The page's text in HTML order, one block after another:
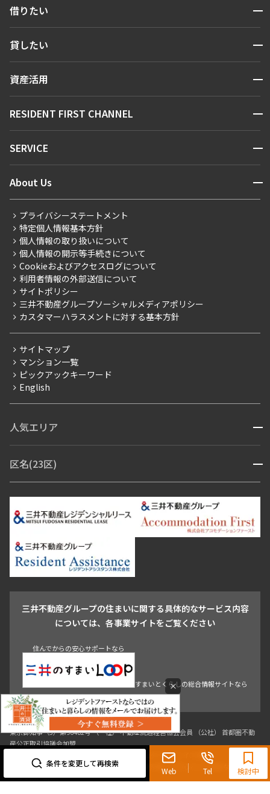
条件を変更して再検索
Web Tel
0120-321-719
9:30~18:00（水曜定休）
検討中
借りたい 開閉
人気エリアから探す
新着情報から探す
新着募集情報
こだわりから探す
こだわり一覧
プレミアムマンション
新築
当社限定（港区・渋谷区）
当社限定（港区・渋谷区以外）
三井不動産企画
賃料改定
フリーレント
ペット可
ブランドマンション
貸したい 開閉
お問い合わせ
資産活用 開閉
お問い合わせ
RESIDENT FIRST CHANNEL 開閉
マンションレポート
住まいのコラム
SERVICE 開閉
会員ページ
ご入居・提携サービス
お部屋探しからご契約まで
よくあるご質問
社宅紹介
【仲介会社様向け】当社仲介事業部取り扱い物件入居申込
About Us 開閉
会社情報
事業案内
採用情報
ニュースリリース
お問い合わせ
プライバシーステートメント
特定個人情報基本方針
個人情報の取り扱いについて
個人情報の開示等手続きについて
Cookieおよびアクセスログについて
利用者情報の外部送信について
サイトポリシー
三井不動産グループソーシャルメディアポリシー
カスタマーハラスメントに対する基本方針
サイトマップ
マンション一覧
ピックアックキーワード
English
人気エリア 開閉
青山・表参道・原宿
市ヶ谷・神楽坂・飯田橋
三田・芝・浜松町
芝浦・汐留・品川
月島・勝どき・豊洲
本郷・春日・小石川
目白・高田馬場・早稲田
中野・荻窪
池尻大橋・三軒茶屋
祐天寺・学芸大学・自由が丘
駒沢・用賀・二子玉川
成城・砧
青山 渋谷 東京・大手町 新宿 品川
目黒・中目黒
区名(23区) 開閉
江東区 台東区 墨田区
中野区
豊島区
杉並区 板橋区 練馬区 荒川区
足立区
葛飾区
江戸川区
三井不動産グループの住まいに関する具体的なサービス内容
については、各事業サイトをご覧ください
住んでからの安心サポートなら
東京都知事（3）第96482号 （一社） 不動産流通経営協会会員 （公社） 首都圏不動
産公正取引協議会加盟
×